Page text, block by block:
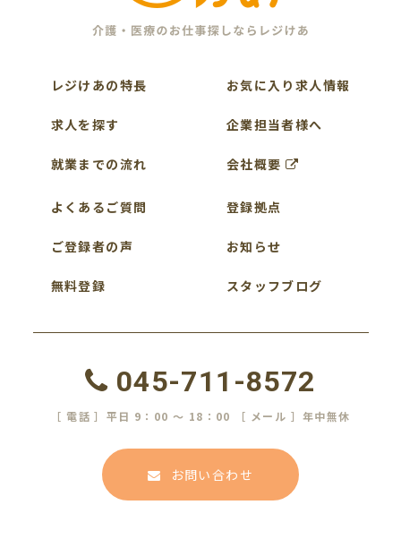
レジけあの特長
求人を探す
就業までの流れ
よくあるご質問
ご登録者の声
無料登録
お気に入り求人情報
企業担当者様へ
会社概要
登録拠点
お知らせ
スタッフブログ
045-711-8572
［ 電話 ］平日 9：00 ～ 18：00 ［ メール ］年中無休
お問い合わせ